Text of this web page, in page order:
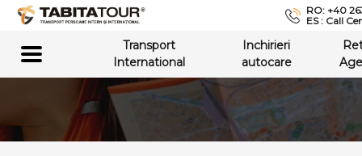
RO: +40
ES : Call
Transport
International
Inchirieri
autocare